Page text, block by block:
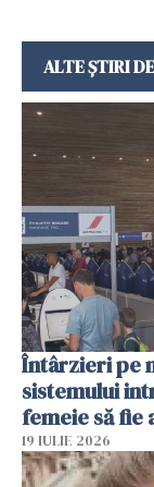
ALTE ȘTIRI
Întârzieri pe
sistemului
femeie să fie
19 IULIE 2026